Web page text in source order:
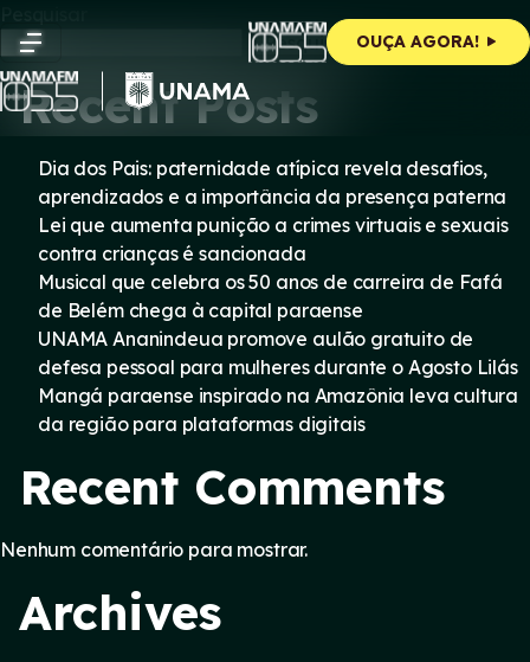
content
OUÇA AGORA!
Pesquisar
Pesquisar
Recent Posts
Dia dos Pais: paternidade atípica revela desafios,
aprendizados e a importância da presença paterna
Lei que aumenta punição a crimes virtuais e sexuais
contra crianças é sancionada
Musical que celebra os 50 anos de carreira de Fafá
de Belém chega à capital paraense
UNAMA Ananindeua promove aulão gratuito de
defesa pessoal para mulheres durante o Agosto Lilás
Mangá paraense inspirado na Amazônia leva cultura
da região para plataformas digitais
Recent Comments
Nenhum comentário para mostrar.
Archives